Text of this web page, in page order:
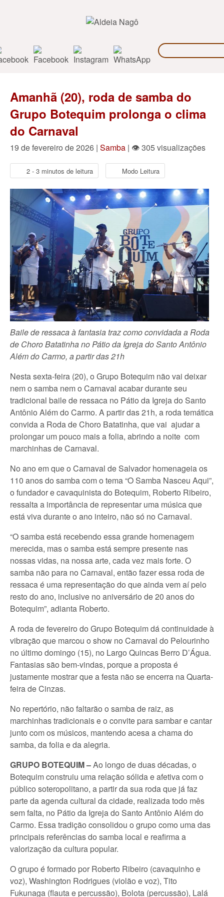
Amanhã (20), roda de samba do
Grupo Botequim prolonga o clima
do Carnaval
19 de fevereiro de 2026 | Samba | 👁 305 visualizações
2 - 3 minutos de leitura Modo Leitura
Baile de ressaca à fantasia traz como convidada a Roda
de Choro Batatinha no Pátio da Igreja do Santo Antônio
Além do Carmo, a partir das 21h
Nesta sexta-feira (20), o Grupo Botequim não vai deixar
nem o samba nem o Carnaval acabar durante seu
tradicional baile de ressaca no Pátio da Igreja do Santo
Antônio Além do Carmo. A partir das 21h, a roda temática
convida a Roda de Choro Batatinha, que vai ajudar a
prolongar um pouco mais a folia, abrindo a noite com
marchinhas de Carnaval.
No ano em que o Carnaval de Salvador homenageia os
110 anos do samba com o tema “O Samba Nasceu Aqui”,
o fundador e cavaquinista do Botequim, Roberto Ribeiro,
ressalta a importância de representar uma música que
está viva durante o ano inteiro, não só no Carnaval.
“O samba está recebendo essa grande homenagem
merecida, mas o samba está sempre presente nas
nossas vidas, na nossa arte, cada vez mais forte. O
samba não para no Carnaval, então fazer essa roda de
ressaca é uma representação do que ainda vem aí pelo
resto do ano, inclusive no aniversário de 20 anos do
Botequim”, adianta Roberto.
A roda de fevereiro do Grupo Botequim dá continuidade à
vibração que marcou o show no Carnaval do Pelourinho
no último domingo (15), no Largo Quincas Berro D’Água.
Fantasias são bem-vindas, porque a proposta é
justamente mostrar que a festa não se encerra na Quarta-
feira de Cinzas.
No repertório, não faltarão o samba de raiz, as
marchinhas tradicionais e o convite para sambar e cantar
junto com os músicos, mantendo acesa a chama do
samba, da folia e da alegria.
GRUPO BOTEQUIM –Ao longo de duas décadas, o
Botequim construiu uma relação sólida e afetiva com o
público soteropolitano, a partir da sua roda que já faz
parte da agenda cultural da cidade, realizada todo mês
sem falta, no Pátio da Igreja do Santo Antônio Além do
Carmo. Essa tradição consolidou o grupo como uma das
principais referências do samba local e reafirma a
valorização da cultura popular.
O grupo é formado por Roberto Ribeiro (cavaquinho e
voz), Washington Rodrigues (violão e voz), Tito
Fukunaga (flauta e percussão), Bolota (percussão), Lalá